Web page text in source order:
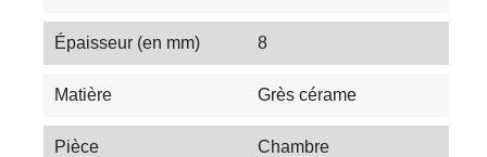
Épaisseur (en mm) 8
Matière Grès cérame
Pièce
Chambre